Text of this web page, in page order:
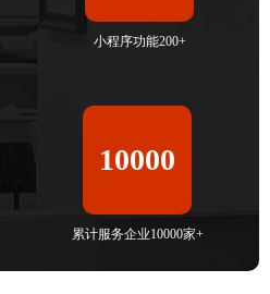
小程序功能200+
10000
累计服务企业10000家+